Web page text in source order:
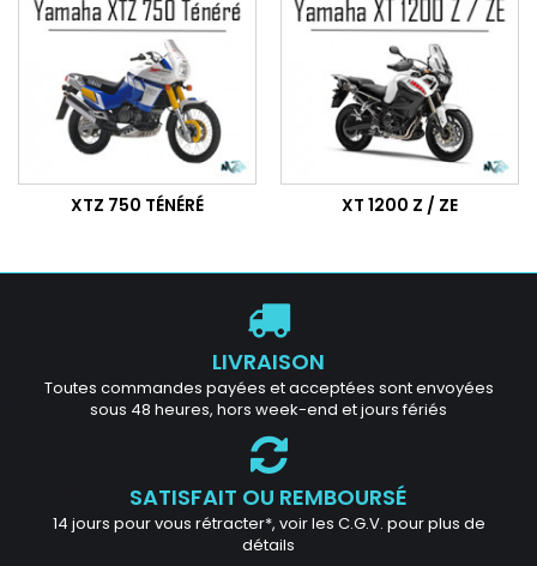
XTZ 750 TÉNÉRÉ XT 1200 Z / ZE
LIVRAISON
Toutes commandes payées et acceptées sont envoyées
sous 48 heures, hors week-end et jours fériés
SATISFAIT OU REMBOURSÉ
14 jours pour vous rétracter*, voir les C.G.V. pour plus de
détails